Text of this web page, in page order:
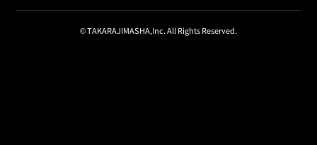
© TAKARAJIMASHA,Inc. All Rights Reserved.